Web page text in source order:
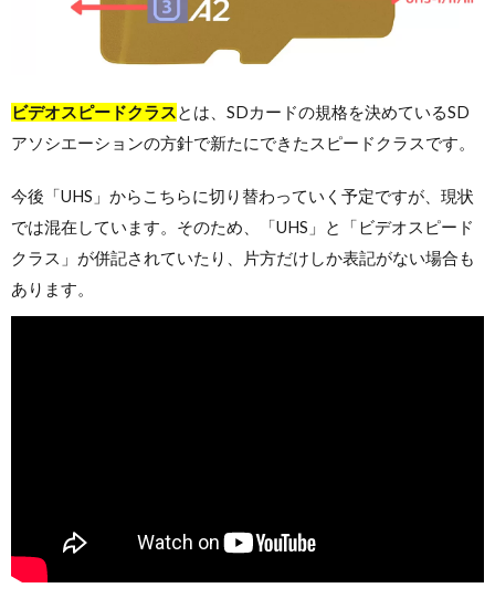
ビデオスピードクラスとは、SDカードの規格を決めているSD
アソシエーションの方針で新たにできたスピードクラスです。
今後「UHS」からこちらに切り替わっていく予定ですが、現状
では混在しています。そのため、「UHS」と「ビデオスピード
クラス」が併記されていたり、片方だけしか表記がない場合も
あります。